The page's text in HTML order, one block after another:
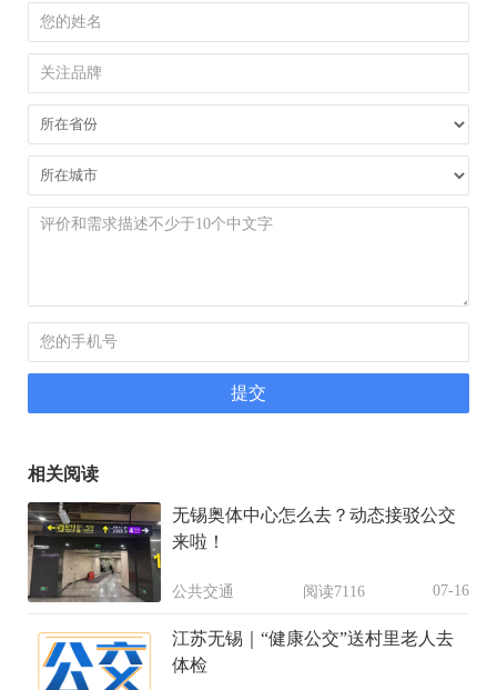
相关阅读
无锡奥体中心怎么去？动态接驳公交
来啦！
公共交通 阅读7116 07-16
江苏无锡｜“健康公交”送村里老人去
体检